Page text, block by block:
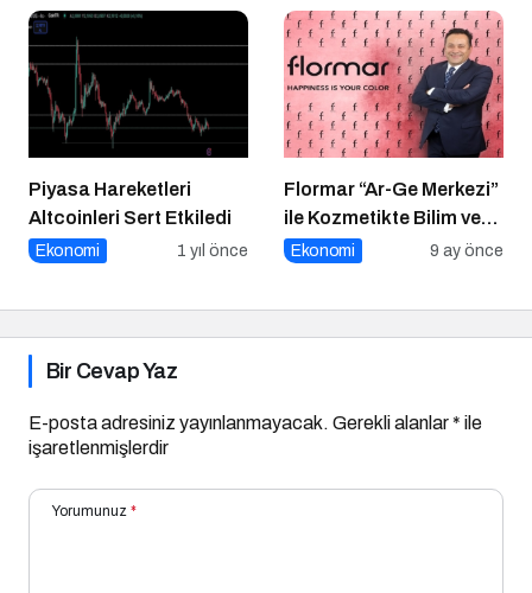
Piyasa Hareketleri
Altcoinleri Sert Etkiledi
Ekonomi 1 yıl önce
Flormar “Ar-Ge Merkezi”
ile Kozmetikte Bilim ve
Teknolojiyi Buluşturuyor!
Ekonomi 9 ay önce
Bir Cevap Yaz
E-posta adresiniz yayınlanmayacak. Gerekli alanlar* ile
işaretlenmişlerdir
Yorumunuz *